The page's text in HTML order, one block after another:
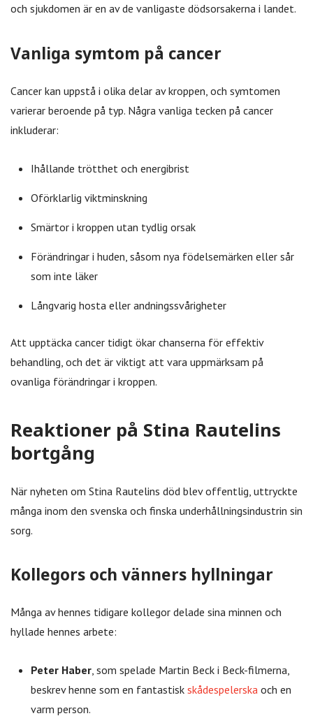
och sjukdomen är en av de vanligaste dödsorsakerna i landet.
Vanliga symtom på cancer
Cancer kan uppstå i olika delar av kroppen, och symtomen
varierar beroende på typ. Några vanliga tecken på cancer
inkluderar:
Ihållande trötthet och energibrist
Oförklarlig viktminskning
Smärtor i kroppen utan tydlig orsak
Förändringar i huden, såsom nya födelsemärken eller sår
som inte läker
Långvarig hosta eller andningssvårigheter
Att upptäcka cancer tidigt ökar chanserna för effektiv
behandling, och det är viktigt att vara uppmärksam på
ovanliga förändringar i kroppen.
Reaktioner på Stina Rautelins
bortgång
När nyheten om Stina Rautelins död blev offentlig, uttryckte
många inom den svenska och finska underhållningsindustrin sin
sorg.
Kollegors och vänners hyllningar
Många av hennes tidigare kollegor delade sina minnen och
hyllade hennes arbete:
Peter Haber, som spelade Martin Beck i Beck-filmerna,
beskrev henne som en fantastisk skådespelerskaoch en
varm person.